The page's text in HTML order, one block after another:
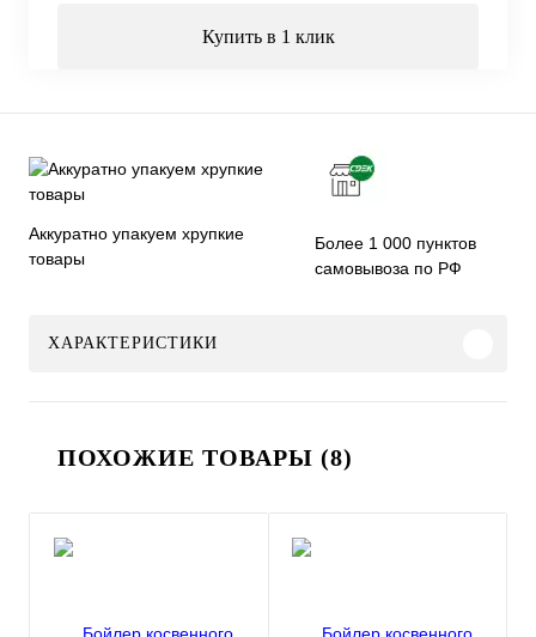
Купить в 1 клик
Аккуратно упакуем хрупкие
товары
Более 1 000 пунктов
самовывоза по РФ
ХАРАКТЕРИСТИКИ
ПОХОЖИЕ ТОВАРЫ (8)